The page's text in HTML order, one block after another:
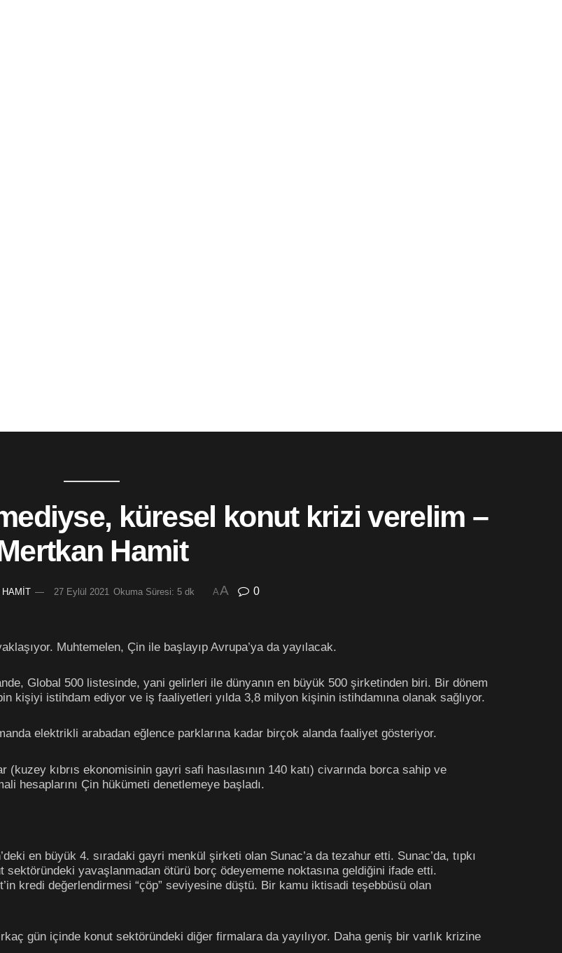
küresel konut krizi verelim –
Hamit
HAMİT 27 Eylül 2021 Okuma Süresi: 5 dk AA 0
Muhtemelen, Çin ile başlayıp Avrupa’ya da yayılacak.
Global 500 listesinde, yani gelirleri ile dünyanın en büyük 500 şirketinden biri. Bir dönem
kişiyi istihdam ediyor ve iş faaliyetleri yılda 3,8 milyon kişinin istihdamına olanak sağlıyor.
elektrikli arabadan eğlence parklarına kadar birçok alanda faaliyet gösteriyor.
kıbrıs ekonomisinin gayri safi hasılasının 140 katı) civarında borca sahip ve
hesaplarını Çin hükümeti denetlemeye başladı.
en büyük 4. sıradaki gayri menkül şirketi olan Sunac’a da tezahur etti. Sunac’da, tıpkı
sektöründeki yavaşlanmadan ötürü borç ödeyememe noktasına geldiğini ifade etti.
kredi değerlendirmesi “çöp” seviyesine düştü. Bir kamu iktisadi teşebbüsü olan
gün içinde konut sektöründeki diğer firmalara da yayılıyor. Daha geniş bir varlık krizine